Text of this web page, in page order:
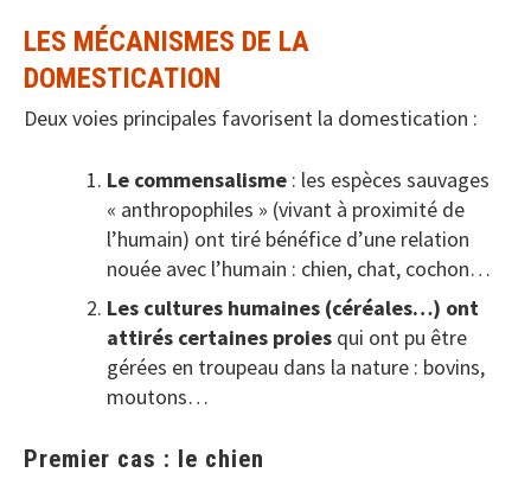
LES MÉCANISMES DE LA
DOMESTICATION
Deux voies principales favorisent la domestication :
Le commensalisme : les espèces sauvages
« anthropophiles » (vivant à proximité de
l’humain) ont tiré bénéfice d’une relation
nouée avec l’humain : chien, chat, cochon…
Les cultures humaines (céréales…) ont
attirés certaines proies qui ont pu être
gérées en troupeau dans la nature : bovins,
moutons…
Premier cas : le chien